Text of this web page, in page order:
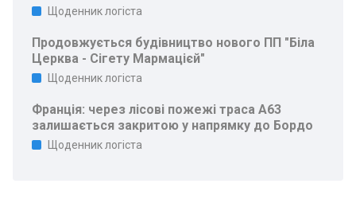
Щоденник логіста
Продовжується будівництво нового ПП "Біла
Церква - Сігету Мармацієй"
Щоденник логіста
Франція: через лісові пожежі траса A63
залишається закритою у напрямку до Бордо
Щоденник логіста